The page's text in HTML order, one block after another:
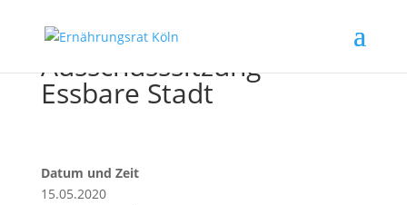
Ausschusssitzung
Essbare Stadt
Datum und Zeit
15.05.2020